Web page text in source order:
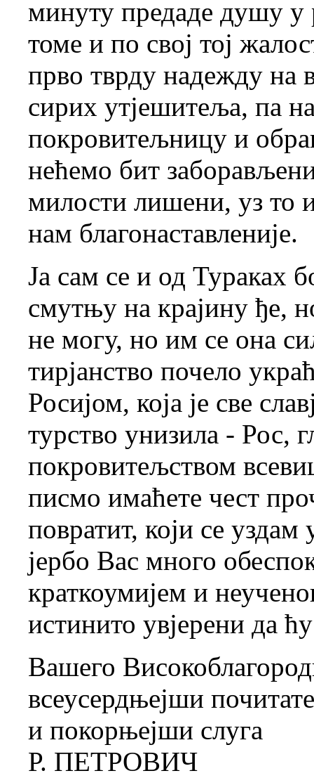
минуту предаде душу
томе и по свој тој
прво тврду надежду на
сирих утјешитеља, па
покровитељницу и
нећемо бит
милости лишени, уз то
нам благонаставленије.
Ја сам се и од Тураках
смутњу на крајину ђе,
не могу, но им се она
тирјанство почело
Росијом, која је све
турство унизила - Рос,
покровитељством
писмо имаћете чест
повратит, који се
јербо Вас много
краткоумијем и
истинито увјерени да
Вашего
всеусердњејши
и покорњејши слуга
Р. ПЕТРОВИЧ